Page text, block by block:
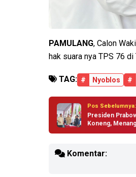
PAMULANG, Calon
hak suara nya TPS 76
TAG: # Nyoblos #
Pos Sebelumnya:
Presiden
Koneng,
Komentar: